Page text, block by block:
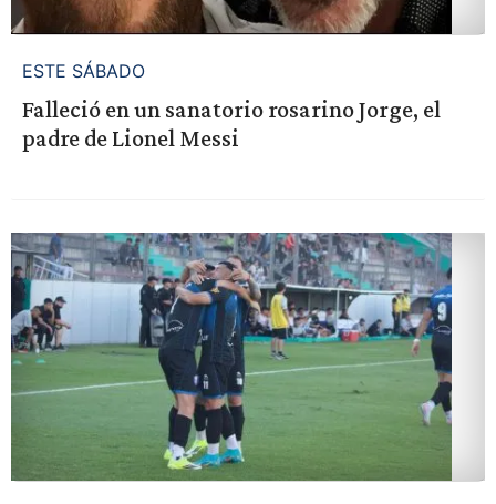
ESTE SÁBADO
Falleció en un sanatorio rosarino Jorge, el
padre de Lionel Messi